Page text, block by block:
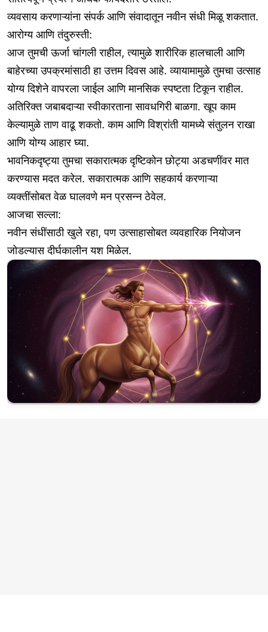
व्यवसाय करणाऱ्यांना संपर्क आणि संवादातून नवीन संधी मिळू शकतात.
आरोग्य आणि तंदुरुस्ती:
आज तुमची ऊर्जा चांगली राहील, त्यामुळे शारीरिक हालचाली आणि
बाहेरच्या उपक्रमांसाठी हा उत्तम दिवस आहे. व्यायामामुळे तुमचा उत्साह
योग्य दिशेने वापरला जाईल आणि मानसिक स्पष्टता टिकून राहील.
अतिरिक्त जबाबदाऱ्या स्वीकारताना सावधगिरी बाळगा. खूप काम
केल्यामुळे ताण वाढू शकतो. काम आणि विश्रांती यामध्ये संतुलन राखा
आणि योग्य आहार घ्या.
भावनिकदृष्ट्या तुमचा सकारात्मक दृष्टिकोन छोट्या अडचणींवर मात
करण्यास मदत करेल. सकारात्मक आणि सहकार्य करणाऱ्या
व्यक्तींसोबत वेळ घालवणे मन प्रसन्न ठेवेल.
आजचा सल्ला:
नवीन संधींसाठी खुले रहा, पण उत्साहासोबत व्यवहारिक नियोजन
जोडल्यास दीर्घकालीन यश मिळेल.